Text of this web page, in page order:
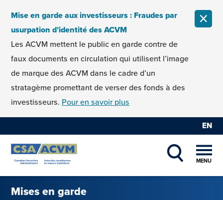
Mise en garde aux investisseurs : Fraudes par
usurpation d’identité des ACVM
Les ACVM mettent le public en garde contre de
faux documents en circulation qui utilisent l’image
de marque des ACVM dans le cadre d’un
stratagème promettant de verser des fonds à des
investisseurs. Pour en savoir plus
EN
SHOW
MENU
Mises en garde